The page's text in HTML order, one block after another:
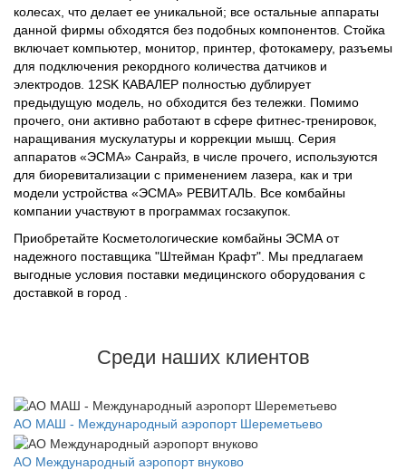
колесах, что делает ее уникальной; все остальные аппараты
данной фирмы обходятся без подобных компонентов. Стойка
включает компьютер, монитор, принтер, фотокамеру, разъемы
для подключения рекордного количества датчиков и
электродов. 12SK КАВАЛЕР полностью дублирует
предыдущую модель, но обходится без тележки. Помимо
прочего, они активно работают в сфере фитнес-тренировок,
наращивания мускулатуры и коррекции мышц. Серия
аппаратов «ЭСМА» Санрайз, в числе прочего, используются
для биоревитализации с применением лазера, как и три
модели устройства «ЭСМА» РЕВИТАЛЬ. Все комбайны
компании участвуют в программах госзакупок.
Приобретайте Косметологические комбайны ЭСМА от
надежного поставщика "Штейман Крафт". Мы предлагаем
выгодные условия поставки медицинского оборудования с
доставкой в город .
Среди наших клиентов
АО МАШ - Международный аэропорт Шереметьево
АО Международный аэропорт внуково